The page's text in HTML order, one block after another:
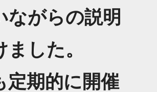
ながらの説明
ました。
定期的に開催